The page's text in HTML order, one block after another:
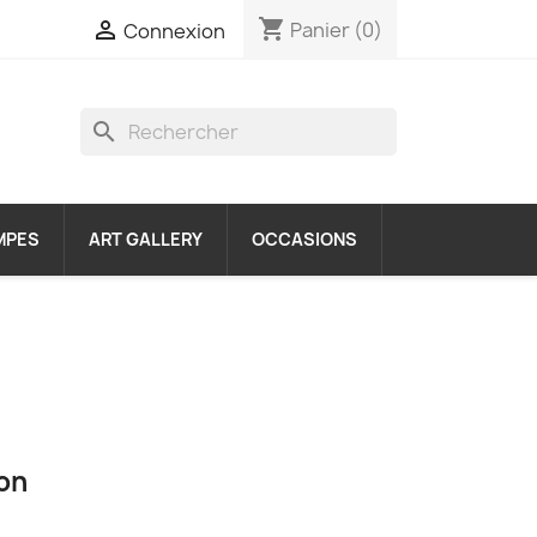
 Connexion shopping_cart Panier (0)
search
ART GALLERY OCCASIONS